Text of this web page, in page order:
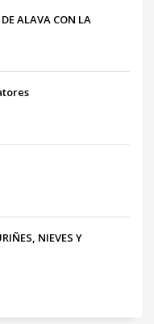
ALAVA CON LA
NIEVES Y